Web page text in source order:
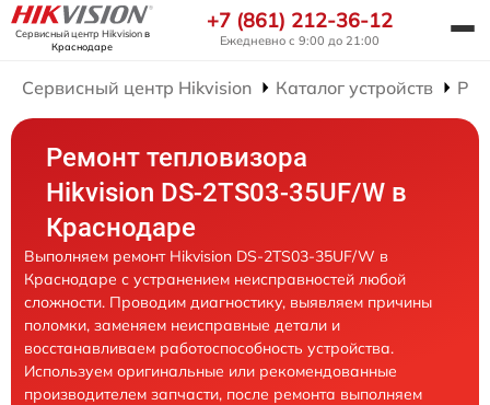
Сервисный центр Hikvisionв
Краснодаре
+7 (861) 212-36-12
Ежедневно с 9:00 до 21:00
Сервисный центр Hikvision Каталог устройств
Ремонт тепловизора
Hikvision DS-2TS03-35UF/W в
Краснодаре
Выполняем ремонт Hikvision DS-2TS03-35UF/W в
Краснодаре с устранением неисправностей любой
сложности. Проводим диагностику, выявляем причины
поломки, заменяем неисправные детали и
восстанавливаем работоспособность устройства.
Используем оригинальные или рекомендованные
производителем запчасти, после ремонта выполняем